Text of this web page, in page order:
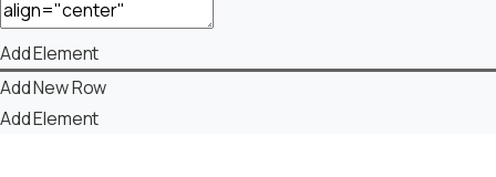
Add Element
Add New Row
Add Element